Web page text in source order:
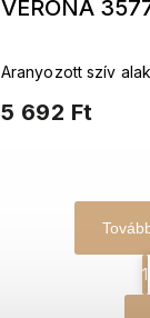
VERONA
5 692 Ft
Aranyozott szív
1